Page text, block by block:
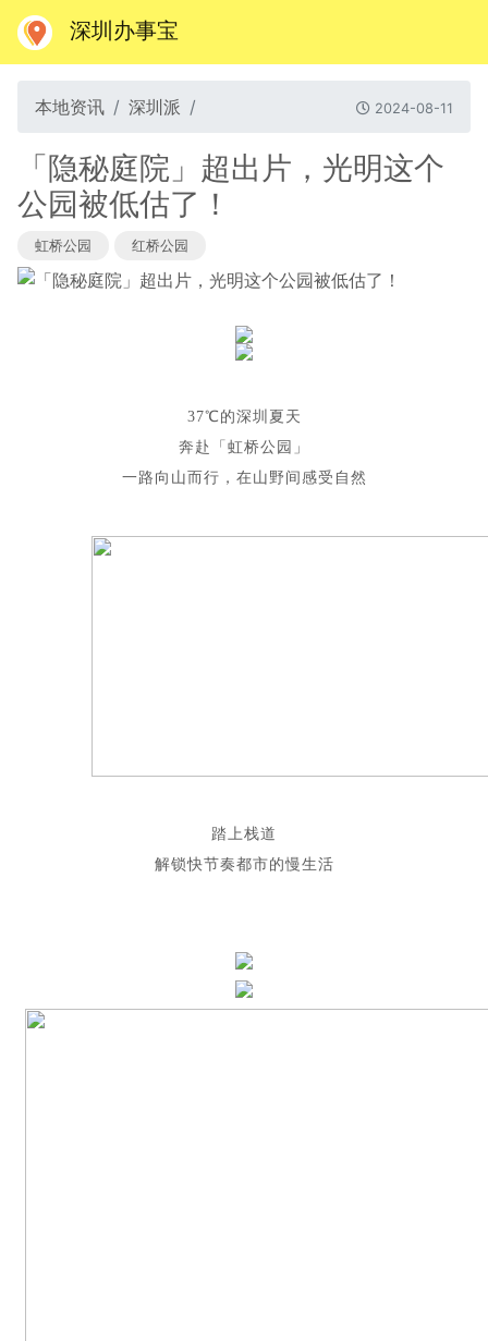
深圳办事宝
本地资讯 深圳派 2024-08-11
「隐秘庭院」超出片，光明这个
公园被低估了！
虹桥公园 红桥公园
37℃的深圳夏天
奔赴「虹桥公园」
一路向山而行，在山野间感受自然
踏上栈道
解锁快节奏都市的慢生活